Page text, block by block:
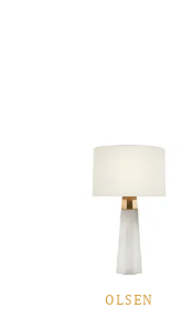
OLSEN